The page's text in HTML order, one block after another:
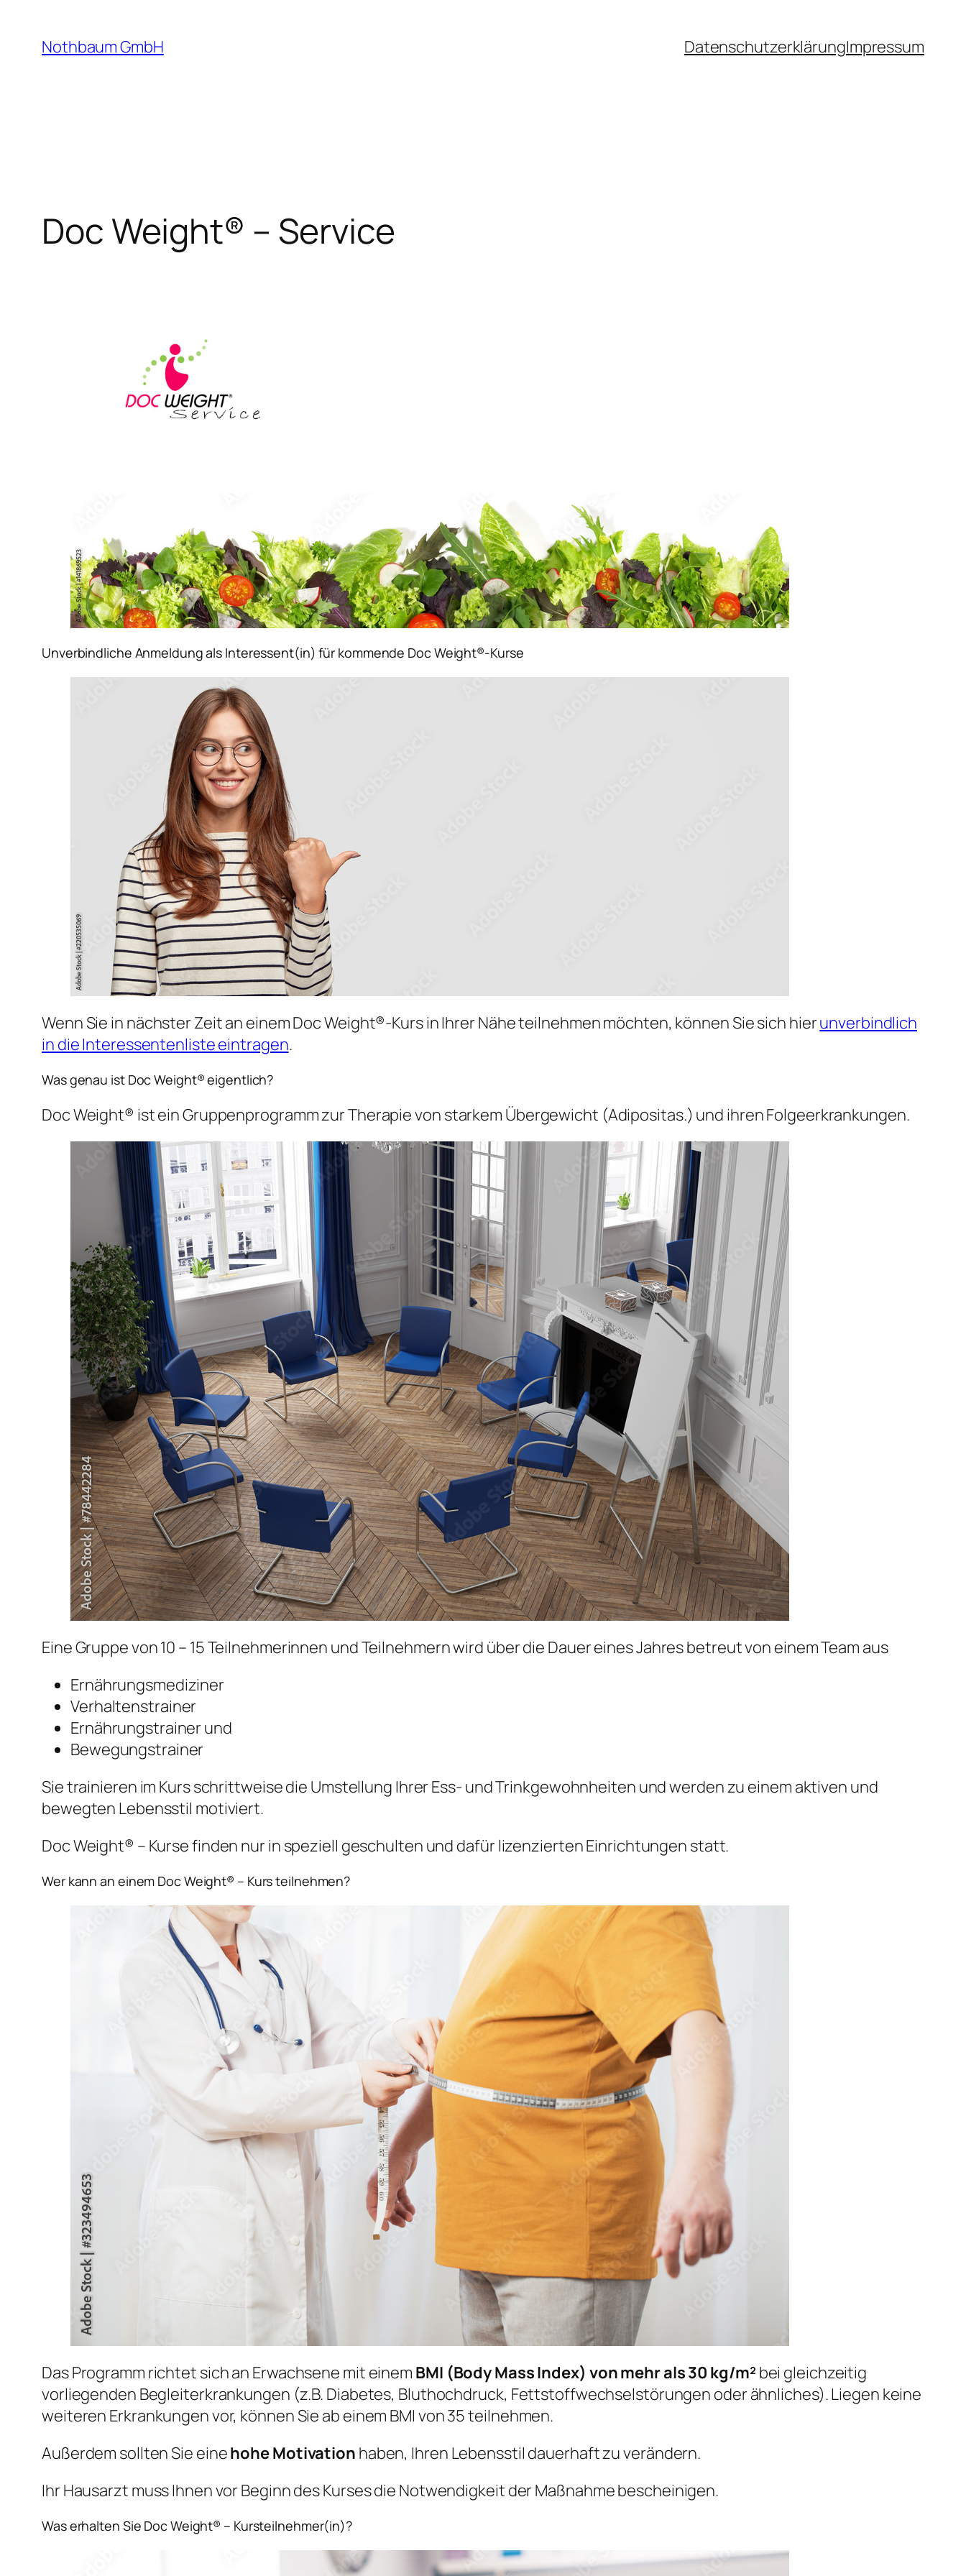
Inhalt
springen
Nothbaum GmbH DatenschutzerklärungImpressum
Doc Weight® – Service
Unverbindliche Anmeldung als Interessent(in) für kommende Doc Weight®-Kurse
Wenn Sie in nächster Zeit an einem Doc Weight®-Kurs in Ihrer Nähe teilnehmen möchten, können Sie sich hierunverbindlich
in die Interessentenliste eintragen.
Was genau ist Doc Weight® eigentlich?
Doc Weight® ist ein Gruppenprogramm zur Therapie von starkem Übergewicht (Adipositas.) und ihren Folgeerkrankungen.
Eine Gruppe von 10 – 15 Teilnehmerinnen und Teilnehmern wird über die Dauer eines Jahres betreut von einem Team aus
Ernährungsmediziner
Verhaltenstrainer
Ernährungstrainer und
Bewegungstrainer
Sie trainieren im Kurs schrittweise die Umstellung Ihrer Ess- und Trinkgewohnheiten und werden zu einem aktiven und
bewegten Lebensstil motiviert.
Doc Weight® – Kurse finden nur in speziell geschulten und dafür lizenzierten Einrichtungen statt.
Wer kann an einem Doc Weight® – Kurs teilnehmen?
Das Programm richtet sich an Erwachsene mit einem BMI (Body Mass Index) von mehr als 30 kg/m² bei gleichzeitig
vorliegenden Begleiterkrankungen (z.B. Diabetes, Bluthochdruck, Fettstoffwechselstörungen oder ähnliches). Liegen keine
weiteren Erkrankungen vor, können Sie ab einem BMI von 35 teilnehmen.
Außerdem sollten Sie einehohe Motivation haben, Ihren Lebensstil dauerhaft zu verändern.
Ihr Hausarzt muss Ihnen vor Beginn des Kurses die Notwendigkeit der Maßnahme bescheinigen.
Was erhalten Sie Doc Weight® – Kursteilnehmer(in)?